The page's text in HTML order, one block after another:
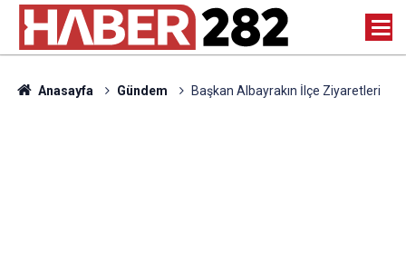
Anasayfa Gündem Başkan Albayrakın İlçe Ziyaretleri